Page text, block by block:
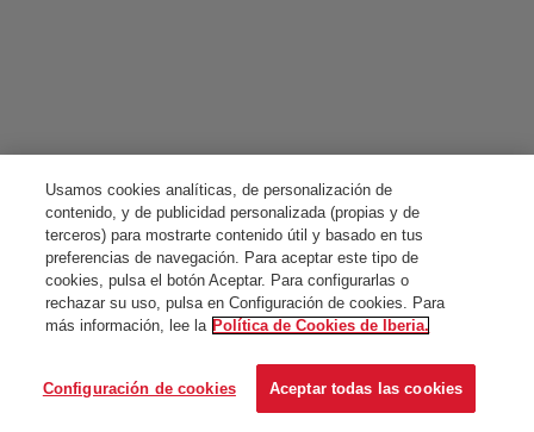
Usamos cookies analíticas, de personalización de
contenido, y de publicidad personalizada (propias y de
terceros) para mostrarte contenido útil y basado en tus
preferencias de navegación. Para aceptar este tipo de
cookies, pulsa el botón Aceptar. Para configurarlas o
rechazar su uso, pulsa en Configuración de cookies. Para
más información, lee la Política de Cookies de Iberia.
Configuración de cookies Aceptar todas las cookies